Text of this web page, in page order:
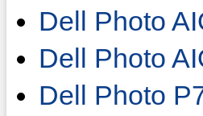
Dell Photo
Dell Photo
Dell Photo